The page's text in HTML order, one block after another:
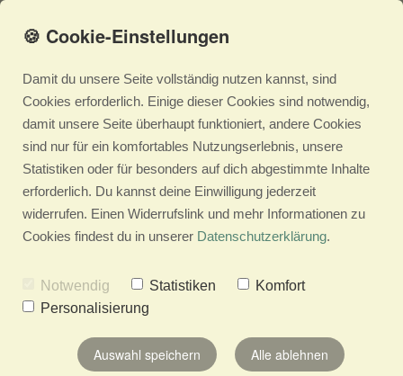
🍪 Cookie-Einstellungen
Damit du unsere Seite vollständig nutzen kannst, sind
Cookies erforderlich. Einige dieser Cookies sind notwendig,
damit unsere Seite überhaupt funktioniert, andere Cookies
sind nur für ein komfortables Nutzungserlebnis, unsere
Statistiken oder für besonders auf dich abgestimmte Inhalte
erforderlich. Du kannst deine Einwilligung jederzeit
widerrufen. Einen Widerrufslink und mehr Informationen zu
Cookies findest du in unserer Datenschutzerklärung.
Notwendig Statistiken
Komfort
Personalisierung
Auswahl speichern Alle ablehnen